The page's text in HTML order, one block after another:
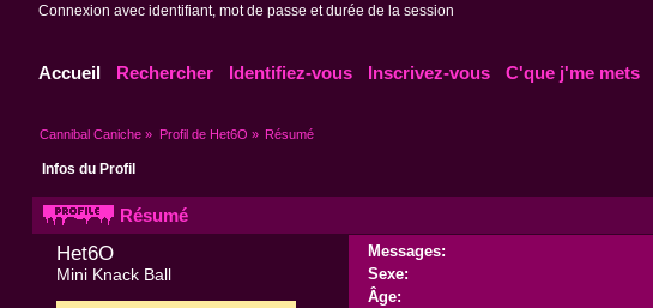
Connexion avec identifiant, mot de passe et durée de la session
Accueil Rechercher Identifiez-vous Inscrivez-vous C'que j'me mets
Cannibal Caniche » Profil de Het6O » Résumé
Infos du Profil
Résumé
Het6O
Mini Knack Ball
Messages:
Sexe:
Âge: